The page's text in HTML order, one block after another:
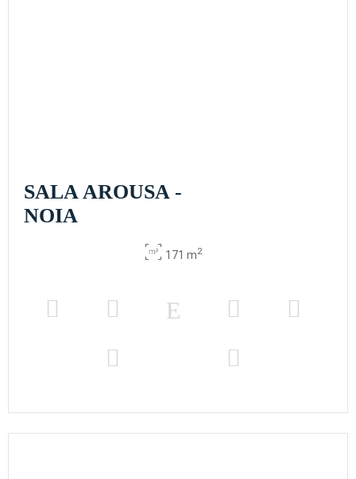
SALA AROUSA -
NOIA
171 m2